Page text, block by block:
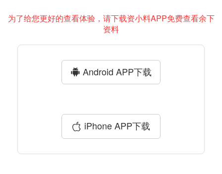
为了给您更好的查看体验，请下载资小料APP免费查看余下
资料
Android APP下载
iPhone APP下载